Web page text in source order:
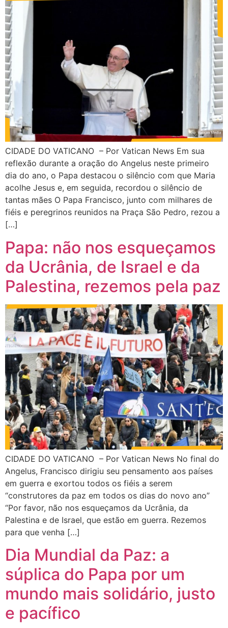
CIDADE DO VATICANO – Por Vatican News Em sua
reflexão durante a oração do Angelus neste primeiro
dia do ano, o Papa destacou o silêncio com que Maria
acolhe Jesus e, em seguida, recordou o silêncio de
tantas mães O Papa Francisco, junto com milhares de
fiéis e peregrinos reunidos na Praça São Pedro, rezou a
[…]
Papa: não nos esqueçamos
da Ucrânia, de Israel e da
Palestina, rezemos pela paz
CIDADE DO VATICANO – Por Vatican News No final do
Angelus, Francisco dirigiu seu pensamento aos países
em guerra e exortou todos os fiéis a serem
“construtores da paz em todos os dias do novo ano”
“Por favor, não nos esqueçamos da Ucrânia, da
Palestina e de Israel, que estão em guerra. Rezemos
para que venha […]
Dia Mundial da Paz: a
súplica do Papa por um
mundo mais solidário, justo
e pacífico